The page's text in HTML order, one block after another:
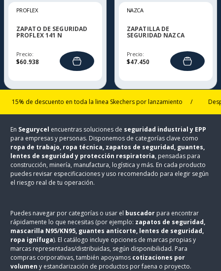
PROFLEX
ZAPATO DE SEGURIDAD
PROFLEX 141 N
Precio:
$60.938
NAZCA
ZAPATILLA DE
SEGURIDAD NAZCA
Precio:
$47.450
de descuento en toda la linea Skechers por lanzamiento / Despacho
En Segurycel encuentras soluciones de seguridad industrial y EPP
para empresas y personas. Disponemos de categorías clave como
ropa de trabajo, ropa técnica, zapatos de seguridad, guantes,
lentes de seguridad y protección respiratoria, pensadas para
construcción, minería, manufactura, logística y más. En cada producto
puedes revisar especificaciones y uso recomendado para elegir según
el riesgo real de tu operación.
Puedes navegar por categorías o usar el buscador para encontrar
rápidamente lo que necesitas (por ejemplo: zapatos de seguridad,
mascarilla N95/KN95, guantes anticorte, lentes de seguridad,
ropa ignífuga). El catálogo incluye opciones de marcas propias y
marcas representadas/distribuidas, según disponibilidad. Para
compras corporativas, también apoyamos cotizaciones por
volumen y estandarización de productos por faena o proyecto.